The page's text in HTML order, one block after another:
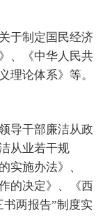
于制定国民经济
、《中华人民共
理论体系》等。
导干部廉洁从政
从业若干规
实施办法》、
的决定》、《西
两报告”制度实